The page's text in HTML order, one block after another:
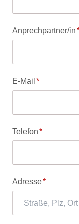
Pflichtfeld
Anprechpartner/in
Pflichtfeld
E-Mail*
Pflichtfeld
Telefon*
Pflichtfeld
Adresse*